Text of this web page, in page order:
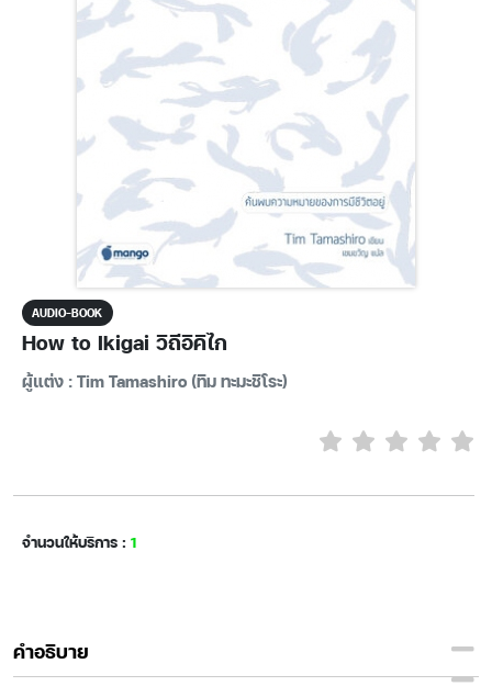
AUDIO-BOOK
How to Ikigai วิถีอิคิไก
ผู้แต่ง : Tim Tamashiro (ทิม ทะมะชิโระ)
จำนวนให้บริการ : 1
คำอธิบาย